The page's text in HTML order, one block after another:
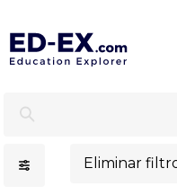
Eliminar